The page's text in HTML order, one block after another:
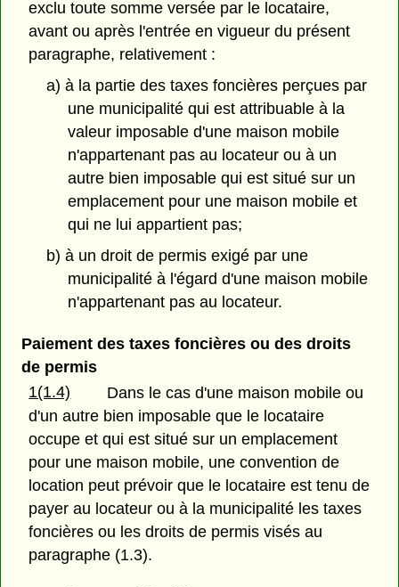
exclu toute somme versée par le locataire,
avant ou après l'entrée en vigueur du présent
paragraphe, relativement :
a) à la partie des taxes foncières perçues par
une municipalité qui est attribuable à la
valeur imposable d'une maison mobile
n'appartenant pas au locateur ou à un
autre bien imposable qui est situé sur un
emplacement pour une maison mobile et
qui ne lui appartient pas;
b) à un droit de permis exigé par une
municipalité à l'égard d'une maison mobile
n'appartenant pas au locateur.
Paiement des taxes foncières ou des droits
de permis
1(1.4)
Dans le cas d'une maison mobile ou
d'un autre bien imposable que le locataire
occupe et qui est situé sur un emplacement
pour une maison mobile, une convention de
location peut prévoir que le locataire est tenu de
payer au locateur ou à la municipalité les taxes
foncières ou les droits de permis visés au
paragraphe (1.3).